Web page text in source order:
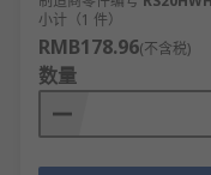
小计（1 件）
RMB178.96(不含税)
数量